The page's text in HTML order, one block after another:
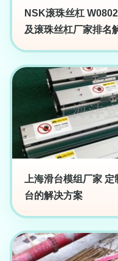
NSK滚珠丝杠
及滚珠丝杠厂家排名
上海滑台模组厂家
台的解决方案